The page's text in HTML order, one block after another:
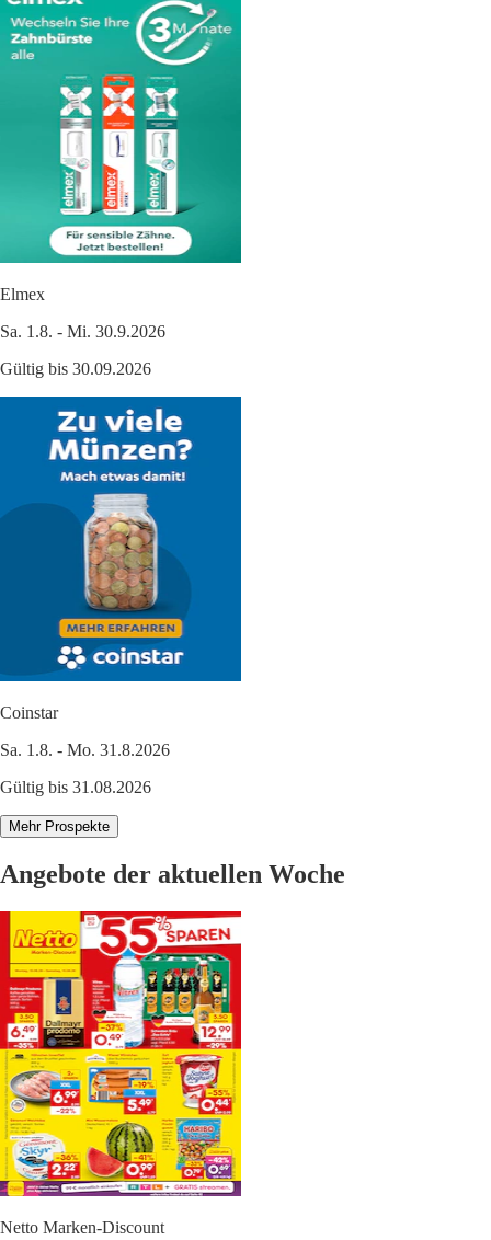
Elmex
Sa. 1.8. - Mi. 30.9.2026
Gültig bis 30.09.2026
Coinstar
Sa. 1.8. - Mo. 31.8.2026
Gültig bis 31.08.2026
Mehr Prospekte
Angebote der aktuellen Woche
Netto Marken-Discount